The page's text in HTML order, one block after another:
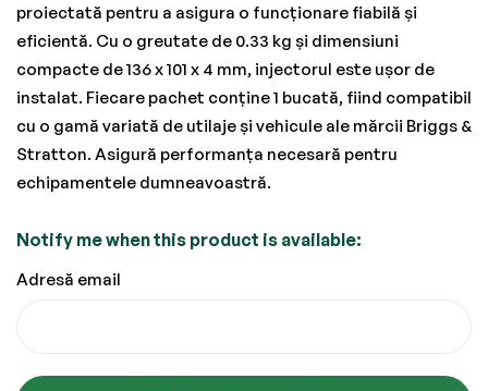
proiectată pentru a asigura o funcționare fiabilă și
eficientă. Cu o greutate de 0.33 kg și dimensiuni
compacte de 136 x 101 x 4 mm, injectorul este ușor de
instalat. Fiecare pachet conține 1 bucată, fiind compatibil
cu o gamă variată de utilaje și vehicule ale mărcii Briggs &
Stratton. Asigură performanța necesară pentru
echipamentele dumneavoastră.
Notify me when this product is available:
Adresă email